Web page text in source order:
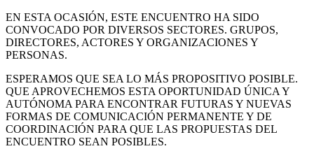
EN ESTA OCASIÓN, ESTE ENCUENTRO HA SIDO
CONVOCADO POR DIVERSOS SECTORES. GRUPOS,
DIRECTORES, ACTORES Y ORGANIZACIONES Y
PERSONAS.
ESPERAMOS QUE SEA LO MÁS PROPOSITIVO POSIBLE.
QUE APROVECHEMOS ESTA OPORTUNIDAD ÚNICA Y
AUTÓNOMA PARA ENCONTRAR FUTURAS Y NUEVAS
FORMAS DE COMUNICACIÓN PERMANENTE Y DE
COORDINACIÓN PARA QUE LAS PROPUESTAS DEL
ENCUENTRO SEAN POSIBLES.